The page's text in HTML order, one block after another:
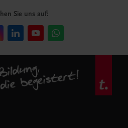
Sie uns auf: